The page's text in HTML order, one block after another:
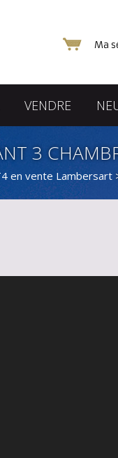
Ma
VENDRE
3
en vente Lambersart